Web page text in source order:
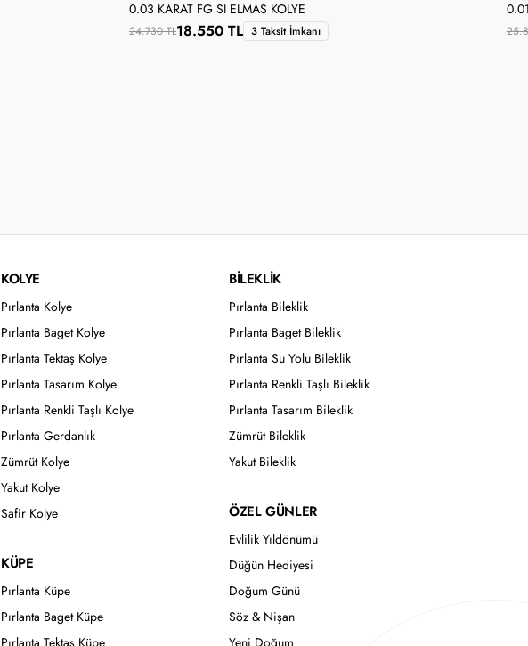
0.03 KARAT FG SI ELMAS KOLYE
24.730 TL18.550 TL 3 Taksit İmkanı
KOLYE
Pırlanta Kolye
Pırlanta Baget Kolye
Pırlanta Tektaş Kolye
Pırlanta Tasarım Kolye
Pırlanta Renkli Taşlı Kolye
Pırlanta Gerdanlık
Zümrüt Kolye
Yakut Kolye
Safir Kolye
KÜPE
Pırlanta Küpe
Pırlanta Baget Küpe
BİLEKLİK
Pırlanta Bileklik
Pırlanta Baget Bileklik
Pırlanta Su Yolu Bileklik
Pırlanta Renkli Taşlı Bileklik
Pırlanta Tasarım Bileklik
Zümrüt Bileklik
Yakut Bileklik
ÖZEL GÜNLER
Evlilik Yıldönümü
Düğün Hediyesi
Doğum Günü
Söz & Nişan